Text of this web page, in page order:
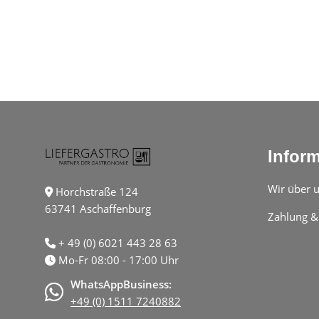
Horchstraße 124
63741 Aschaffenburg
+ 49 (0) 6021 443 28 63
Mo-Fr 08:00 - 17:00 Uhr
WhatsAppBusiness:
+49 (0) 1511 7240882
Wir über
Zahlung